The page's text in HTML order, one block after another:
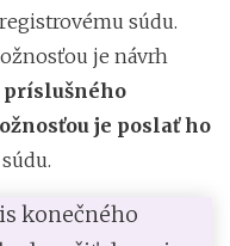
súdu.
je návrh
príslušného
je poslať ho
konečného